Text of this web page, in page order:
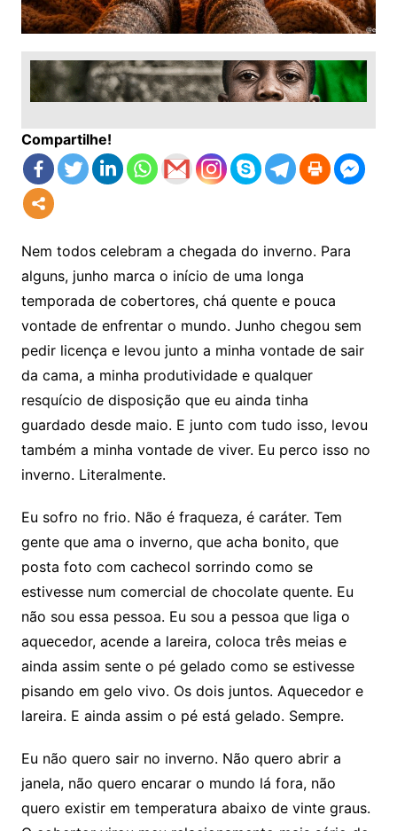
Compartilhe!
Nem todos celebram a chegada do inverno. Para
alguns, junho marca o início de uma longa
temporada de cobertores, chá quente e pouca
vontade de enfrentar o mundo. Junho chegou sem
pedir licença e levou junto a minha vontade de sair
da cama, a minha produtividade e qualquer
resquício de disposição que eu ainda tinha
guardado desde maio. E junto com tudo isso, levou
também a minha vontade de viver. Eu perco isso no
inverno. Literalmente.
Eu sofro no frio. Não é fraqueza, é caráter. Tem
gente que ama o inverno, que acha bonito, que
posta foto com cachecol sorrindo como se
estivesse num comercial de chocolate quente. Eu
não sou essa pessoa. Eu sou a pessoa que liga o
aquecedor, acende a lareira, coloca três meias e
ainda assim sente o pé gelado como se estivesse
pisando em gelo vivo. Os dois juntos. Aquecedor e
lareira. E ainda assim o pé está gelado. Sempre.
Eu não quero sair no inverno. Não quero abrir a
janela, não quero encarar o mundo lá fora, não
quero existir em temperatura abaixo de vinte graus.